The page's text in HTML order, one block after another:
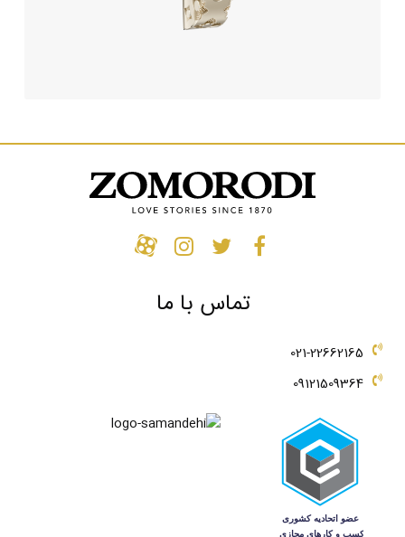
تماس با ما
021-22662165
09121509364